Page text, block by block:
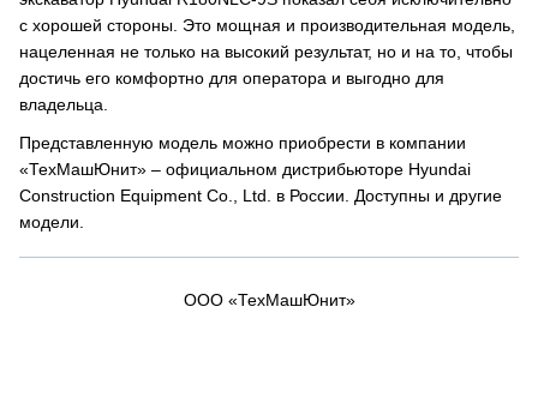
с хорошей стороны. Это мощная и производительная модель,
нацеленная не только на высокий результат, но и на то, чтобы
достичь его комфортно для оператора и выгодно для
владельца.
Представленную модель можно приобрести в компании
«ТехМашЮнит» – официальном дистрибьюторе Hyundai
Construction Equipment Co., Ltd. в России. Доступны и другие
модели.
ООО «ТехМашЮнит»